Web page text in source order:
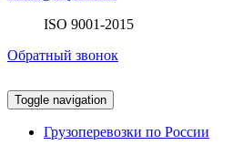
ISO 9001-2015
Обратный звонок
Toggle navigation
Грузоперевозки по России